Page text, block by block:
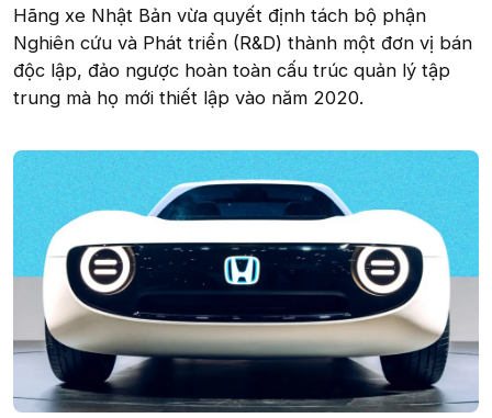
Hãng xe Nhật Bản vừa quyết định tách bộ phận
Nghiên cứu và Phát triển (R&D) thành một đơn vị bán
độc lập, đảo ngược hoàn toàn cấu trúc quản lý tập
trung mà họ mới thiết lập vào năm 2020.